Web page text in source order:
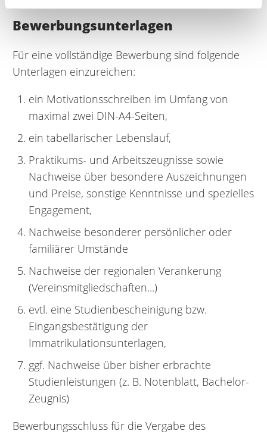
Bewerbungsunterlagen
Für eine vollständige Bewerbung sind folgende
Unterlagen einzureichen:
ein Motivationsschreiben im Umfang von
maximal zwei DIN-A4-Seiten,
ein tabellarischer Lebenslauf,
Praktikums- und Arbeitszeugnisse sowie
Nachweise über besondere Auszeichnungen
und Preise, sonstige Kenntnisse und spezielles
Engagement,
Nachweise besonderer persönlicher oder
familiärer Umstände
Nachweise der regionalen Verankerung
(Vereinsmitgliedschaften...)
evtl. eine Studienbescheinigung bzw.
Eingangsbestätigung der
Immatrikulationsunterlagen,
ggf. Nachweise über bisher erbrachte
Studienleistungen (z. B. Notenblatt, Bachelor-
Zeugnis)
Bewerbungsschluss für die Vergabe des